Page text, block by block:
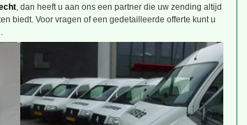
, dan heeft u aan ons een partner die uw zending altijd
biedt. Voor vragen of een gedetailleerde offerte kunt u